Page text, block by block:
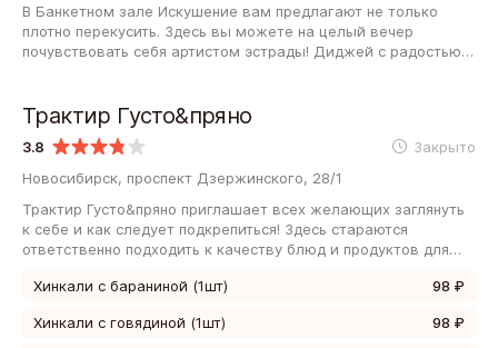
В Банкетном зале Искушение вам предлагают не только
плотно перекусить. Здесь вы можете на целый вечер
почувствовать себя артистом эстрады! Диджей с радостью
3.8 Закрыто
Трактир Густо&пряно
Новосибирск, проспект Дзержинского, 28/1
Трактир Густо&пряно приглашает всех желающих заглянуть
к себе и как следует подкрепиться! Здесь стараются
ответственно подходить к качеству блюд и продуктов для
Хинкали с бараниной (1шт) 98 ₽
Хинкали с говядиной (1шт) 98 ₽